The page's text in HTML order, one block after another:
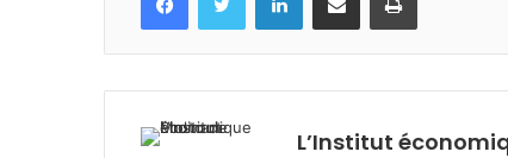
L’Institut